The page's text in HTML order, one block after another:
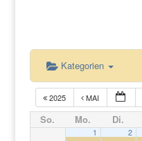
Kategorien
2025 MAI
So. Mo. Di.
1 2